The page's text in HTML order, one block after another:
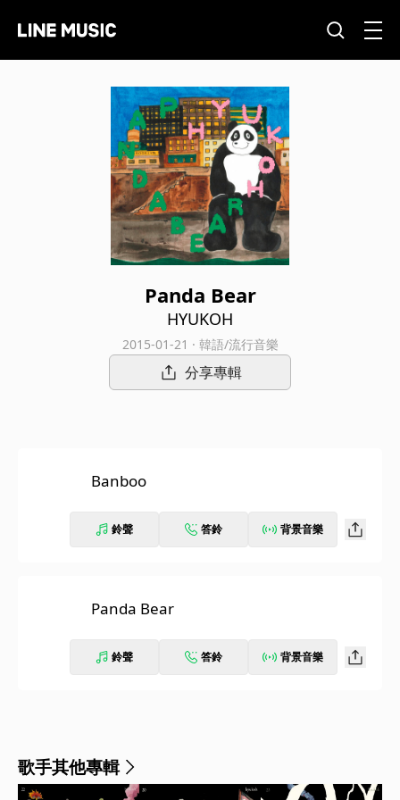
Panda Bear
HYUKOH
2015-01-21 · 韓語/流行音樂
分享專輯
Banboo
鈴聲 答鈴 背景音樂
Panda Bear
鈴聲 答鈴 背景音樂
歌手其他專輯